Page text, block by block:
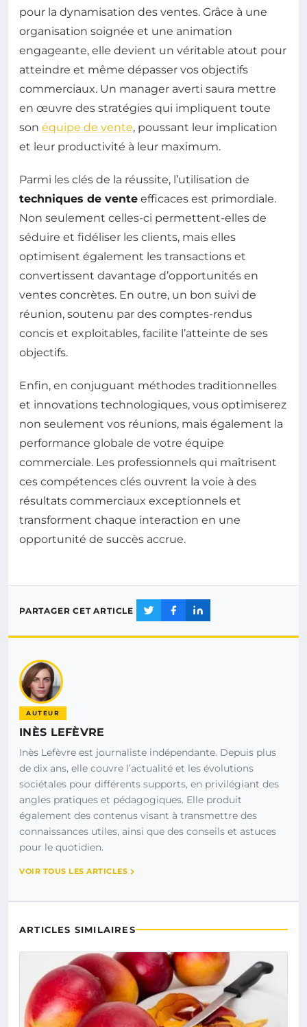
pour la dynamisation des ventes. Grâce à une
organisation soignée et une animation
engageante, elle devient un véritable atout pour
atteindre et même dépasser vos objectifs
commerciaux. Un manager averti saura mettre
en œuvre des stratégies qui impliquent toute
son équipe de vente, poussant leur implication
et leur productivité à leur maximum.
Parmi les clés de la réussite, l’utilisation de
techniques de vente efficaces est primordiale.
Non seulement celles-ci permettent-elles de
séduire et fidéliser les clients, mais elles
optimisent également les transactions et
convertissent davantage d’opportunités en
ventes concrètes. En outre, un bon suivi de
réunion, soutenu par des comptes-rendus
concis et exploitables, facilite l’atteinte de ses
objectifs.
Enfin, en conjuguant méthodes traditionnelles
et innovations technologiques, vous optimiserez
non seulement vos réunions, mais également la
performance globale de votre équipe
commerciale. Les professionnels qui maîtrisent
ces compétences clés ouvrent la voie à des
résultats commerciaux exceptionnels et
transforment chaque interaction en une
opportunité de succès accrue.
PARTAGER CET ARTICLE
AUTEUR
INÈS LEFÈVRE
Inès Lefèvre est journaliste indépendante. Depuis plus
de dix ans, elle couvre l’actualité et les évolutions
sociétales pour différents supports, en privilégiant des
angles pratiques et pédagogiques. Elle produit
également des contenus visant à transmettre des
connaissances utiles, ainsi que des conseils et astuces
pour le quotidien.
VOIR TOUS LES ARTICLES
ARTICLES SIMILAIRES